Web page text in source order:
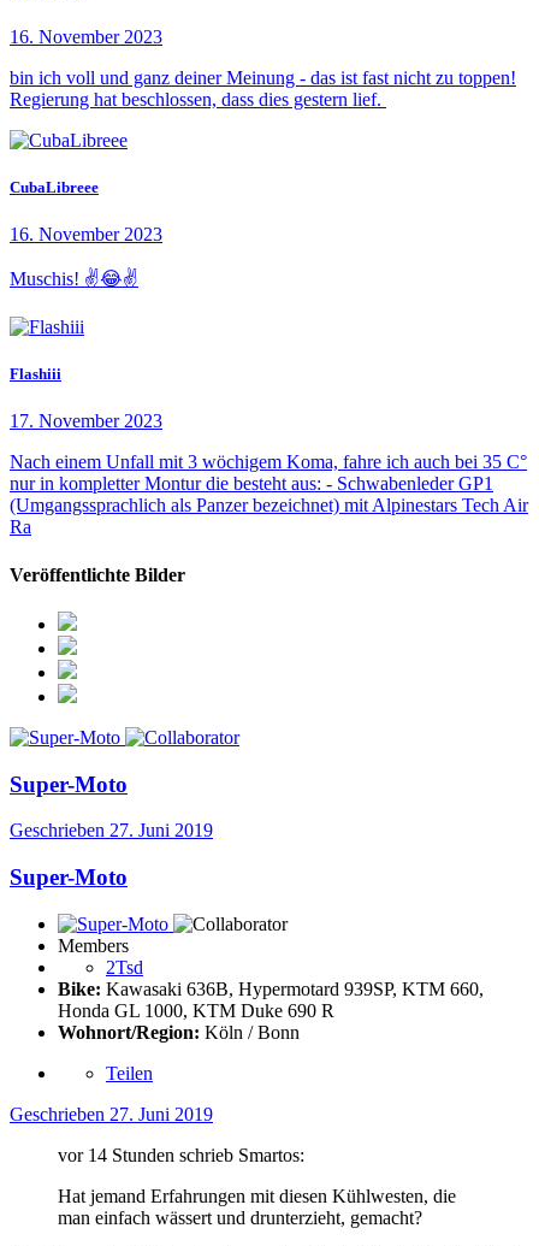
16. November 2023
bin ich voll und ganz deiner Meinung - das ist fast nicht zu toppen!
Regierung hat beschlossen, dass dies gestern lief.
CubaLibreee
16. November 2023
Muschis! ✌️😂✌️
Flashiii
17. November 2023
Nach einem Unfall mit 3 wöchigem Koma, fahre ich auch bei 35 C°
nur in kompletter Montur die besteht aus: - Schwabenleder GP1
(Umgangssprachlich als Panzer bezeichnet) mit Alpinestars Tech Air
Ra
Veröffentlichte Bilder
Super-Moto
Geschrieben 27. Juni 2019
Super-Moto
Members
2Tsd
Bike: Kawasaki 636B, Hypermotard 939SP, KTM 660,
Honda GL 1000, KTM Duke 690 R
Wohnort/Region: Köln / Bonn
Teilen
Geschrieben 27. Juni 2019
vor 14 Stunden schrieb Smartos:
Hat jemand Erfahrungen mit diesen Kühlwesten, die
man einfach wässert und drunterzieht, gemacht?